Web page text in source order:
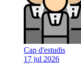
Cap d'estudis
17 jul 2026